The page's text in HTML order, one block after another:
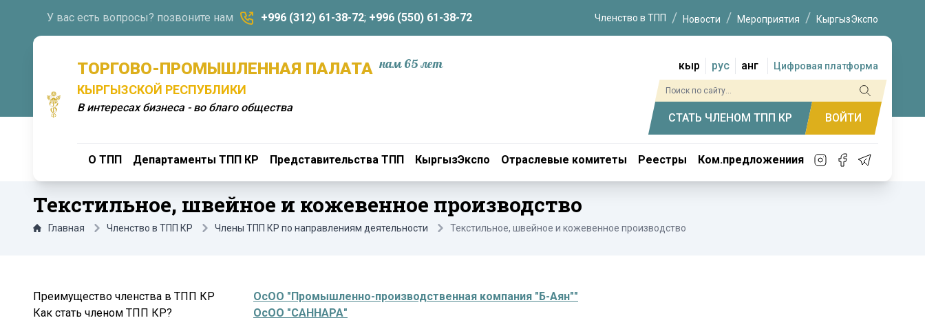
У вас есть вопросы? позвоните нам +996 (312) 61-38-72; +996 (550) 61-38-72 Членство в ТПП Новости Мероприятия КыргызЭкспо
ТОРГОВО-ПРОМЫШЛЕННАЯ ПАЛАТА нам 65 лет
КЫРГЫЗСКОЙ РЕСПУБЛИКИ
В интересах бизнеса - во благо общества
кыр рус анг Цифровая платформа
СТАТЬ ЧЛЕНОМ ТПП КР ВОЙТИ
О ТПП Департаменты ТПП КР Представительства ТПП КыргызЭкспо Отраслевые комитеты Реестры Ком.предложениия
Текстильное, швейное и кожевенное производство
Главная Членство в ТПП КР Члены ТПП КР по направлениям деятельности Текстильное, швейное и кожевенное производство
Преимущество членства в ТПП КР
Как стать членом ТПП КР?
ОсОО "Промышленно-производственная компания "Б-Аян""
ОсОО "САННАРА"